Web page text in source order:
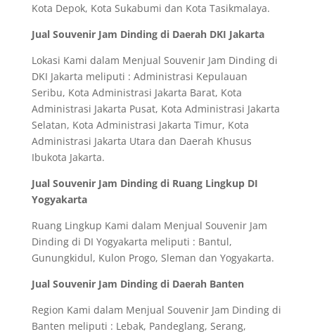
Kota Depok, Kota Sukabumi dan Kota Tasikmalaya.
Jual Souvenir Jam Dinding di Daerah DKI Jakarta
Lokasi Kami dalam Menjual Souvenir Jam Dinding di
DKI Jakarta meliputi : Administrasi Kepulauan
Seribu, Kota Administrasi Jakarta Barat, Kota
Administrasi Jakarta Pusat, Kota Administrasi Jakarta
Selatan, Kota Administrasi Jakarta Timur, Kota
Administrasi Jakarta Utara dan Daerah Khusus
Ibukota Jakarta.
Jual Souvenir Jam Dinding di Ruang Lingkup DI
Yogyakarta
Ruang Lingkup Kami dalam Menjual Souvenir Jam
Dinding di DI Yogyakarta meliputi : Bantul,
Gunungkidul, Kulon Progo, Sleman dan Yogyakarta.
Jual Souvenir Jam Dinding di Daerah Banten
Region Kami dalam Menjual Souvenir Jam Dinding di
Banten meliputi : Lebak, Pandeglang, Serang,